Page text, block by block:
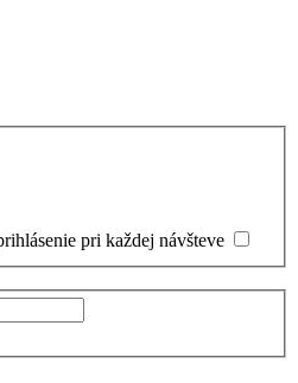
pri každej návšteve